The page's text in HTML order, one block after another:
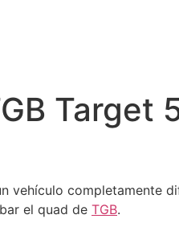
Target
vehículo completamente
el quad de TGB.